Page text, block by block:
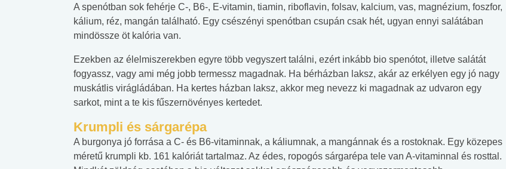
A spenótban sok fehérje C-, B6-, E-vitamin, tiamin, riboflavin, folsav, kalcium, vas, magnézium, foszfor,
kálium, réz, mangán található. Egy csészényi spenótban csupán csak hét, ugyan ennyi salátában
mindössze öt kalória van.
Ezekben az élelmiszerekben egyre több vegyszert találni, ezért inkább bio spenótot, illetve salátát
fogyassz, vagy ami még jobb termessz magadnak. Ha bérházban laksz, akár az erkélyen egy jó nagy
muskátlis virágládában. Ha kertes házban laksz, akkor meg nevezz ki magadnak az udvaron egy
sarkot, mint a te kis fűszernövényes kertedet.
Krumpli és sárgarépa
A burgonya jó forrása a C- és B6-vitaminnak, a káliumnak, a mangánnak és a rostoknak. Egy közepes
méretű krumpli kb. 161 kalóriát tartalmaz. Az édes, ropogós sárgarépa tele van A-vitaminnal és rosttal.